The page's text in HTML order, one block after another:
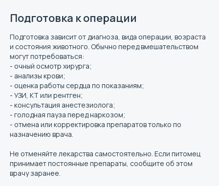
Подготовка к операции
Подготовка зависит от диагноза, вида операции, возраста
и состояния животного. Обычно перед вмешательством
могут потребоваться:
- очный осмотр хирурга;
- анализы крови;
- оценка работы сердца по показаниям;
- УЗИ, КТ или рентген;
- консультация анестезиолога;
- голодная пауза перед наркозом;
- отмена или корректировка препаратов только по
назначению врача.
Не отменяйте лекарства самостоятельно. Если питомец
принимает постоянные препараты, сообщите об этом
врачу заранее.